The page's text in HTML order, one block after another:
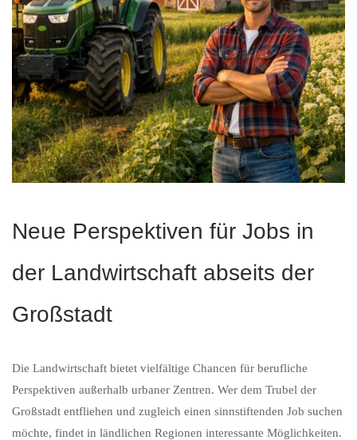
Neue Perspektiven für Jobs in
der Landwirtschaft abseits der
Großstadt
Die Landwirtschaft bietet vielfältige Chancen für berufliche
Perspektiven außerhalb urbaner Zentren. Wer dem Trubel der
Großstadt entfliehen und zugleich einen sinnstiftenden Job suchen
möchte, findet in ländlichen Regionen interessante Möglichkeiten.